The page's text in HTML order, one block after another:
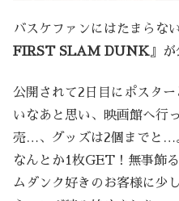
バスケファンにはたまらな
FIRST SLAM DUNK』が
公開されて2日目にポスタ
いなあと思い、映画館へ行
売…、グッズは2個までと…
なんとか1枚GET！無事飾
ムダンク好きのお客様に少